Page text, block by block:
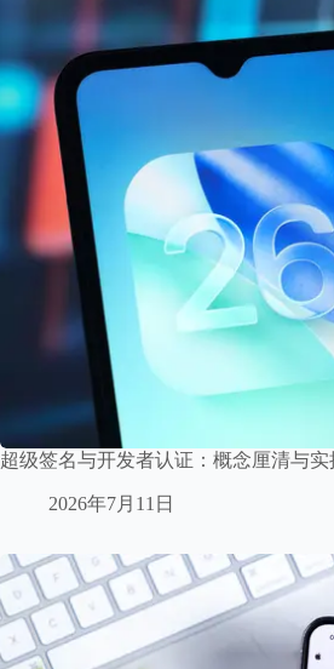
超级签名与开发者认证：概念厘清与实
2026年7月11日